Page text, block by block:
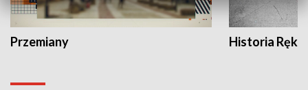
Przemiany Historia Ręką